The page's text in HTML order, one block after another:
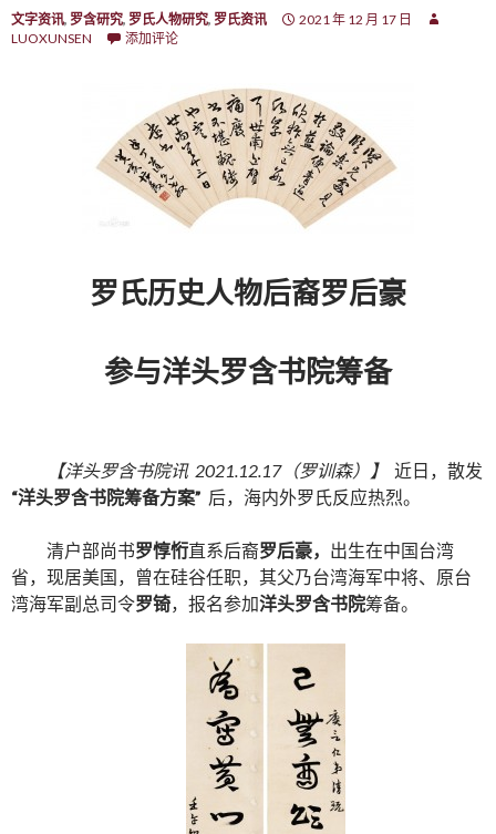
文字资讯, 罗含研究, 罗氏人物研究, 罗氏资讯
2021 年 12 月 17 日
LUOXUNSEN
添加评论
罗氏历史人物后裔罗后豪
参与洋头罗含书院筹备
【洋头罗含书院讯 2021.12.17（罗训森）】
近日，散发
“洋头罗含书院筹备方案” 后，海内外罗氏反应热烈。
清户部尚书罗惇㤚直系后裔罗后豪， 出生在中国台湾
省，现居美国，曾在硅谷任职，其父乃台湾海军中将、原台
湾海军副总司令罗锜，报名参加洋头罗含书院筹备。